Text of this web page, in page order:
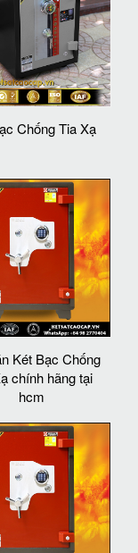
Chống Tia Xạ
Két Bạc Chống
chính hãng tại
hcm